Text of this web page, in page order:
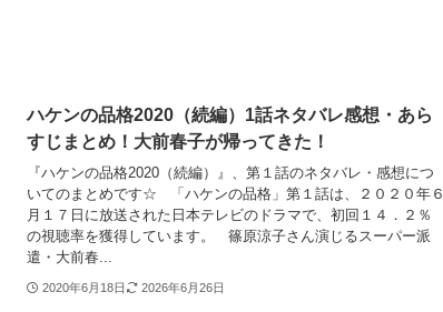
ハケンの品格2020（続編）1話ネタバレ感想・あら
すじまとめ！大前春子が帰ってきた！
『ハケンの品格2020（続編）』、第１話のネタバレ・感想につ
いてのまとめです☆ 「ハケンの品格」第１話は、２０２０年６
月１７日に放送された日本テレビのドラマで、初回１４．２％
の視聴率を獲得しています。 篠原涼子さん演じるスーパー派
遣・大前春...
2020年6月18日 2026年6月26日